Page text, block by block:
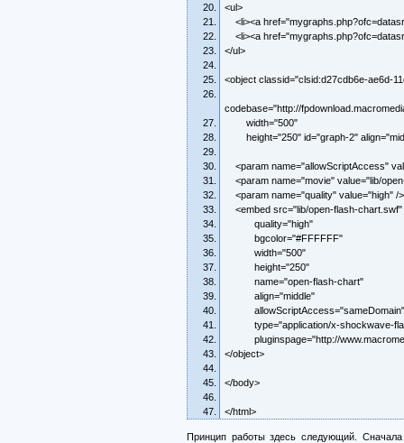
<ul>
<li><a
<li><a
</ul>
<object classid="clsid:d27cdb6e-ae6d-
codebase="http://
width="500"
height="250" id="graph-2"
<param name="allowScriptAccess"
<param name="movie" value="lib/
<param name="quality" value="high" />
<embed src="lib/open-flash-chart.swf"
quality="high"
bgcolor="#FFFFFF"
width="500"
height="250"
name="open-flash-chart"
align="middle"
allowScriptAccess="sameDomain"
type="application/x-shockwave-
pluginspage="http://
</object>
</body>
</html>
Принцип работы здесь следующий.